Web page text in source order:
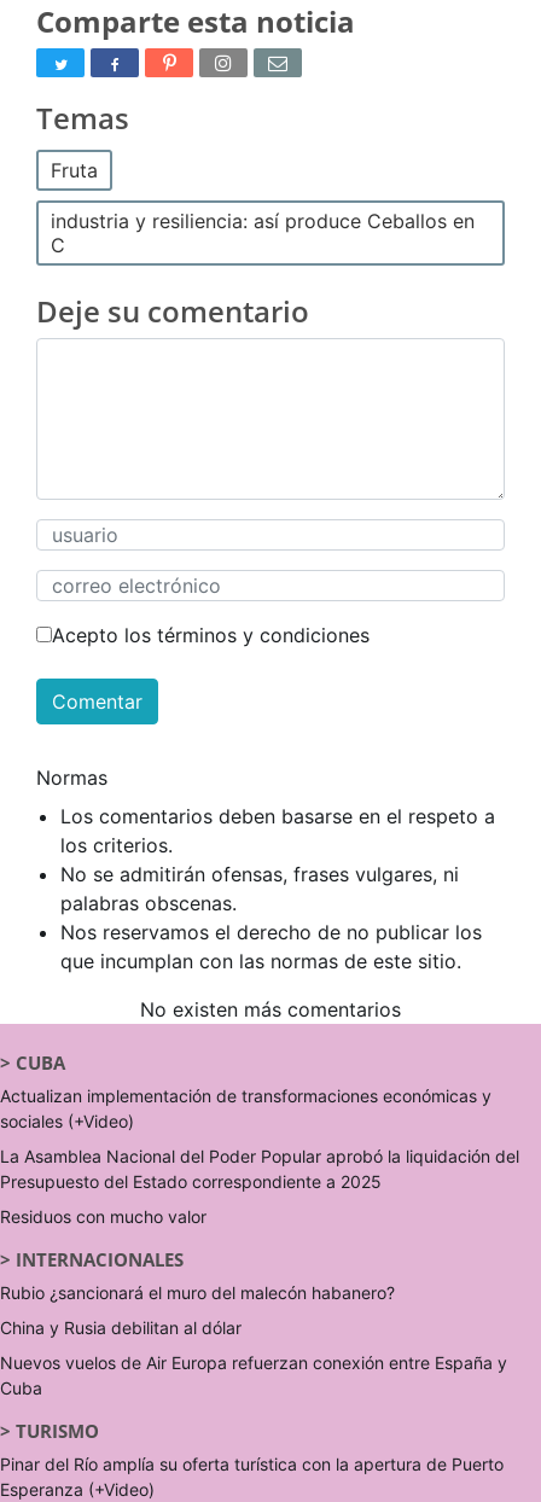
Comparte esta noticia
Temas
Fruta
industria y resiliencia: así produce Ceballos en
C
Deje su comentario
Acepto los términos y condiciones
Comentar
Normas
Los comentarios deben basarse en el respeto a
los criterios.
No se admitirán ofensas, frases vulgares, ni
palabras obscenas.
Nos reservamos el derecho de no publicar los
que incumplan con las normas de este sitio.
No existen más comentarios
> CUBA
Actualizan implementación de transformaciones económicas y
sociales (+Video)
La Asamblea Nacional del Poder Popular aprobó la liquidación del
Presupuesto del Estado correspondiente a 2025
Residuos con mucho valor
> INTERNACIONALES
Rubio ¿sancionará el muro del malecón habanero?
China y Rusia debilitan al dólar
Nuevos vuelos de Air Europa refuerzan conexión entre España y
Cuba
> TURISMO
Pinar del Río amplía su oferta turística con la apertura de Puerto
Esperanza (+Video)